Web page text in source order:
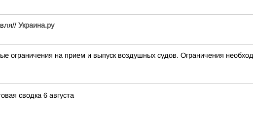
Украина.ру
на прием и выпуск воздушных судов. Ограничения
сводка 6 августа